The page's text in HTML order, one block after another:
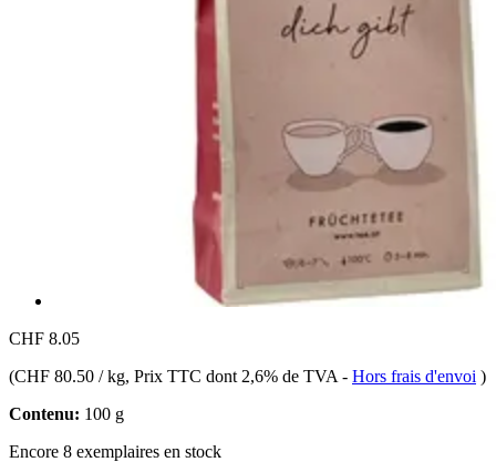
CHF 8.05
(CHF 80.50 / kg, Prix TTC dont 2,6% de TVA - Hors frais d'envoi )
Contenu: 100 g
Encore 8 exemplaires en stock